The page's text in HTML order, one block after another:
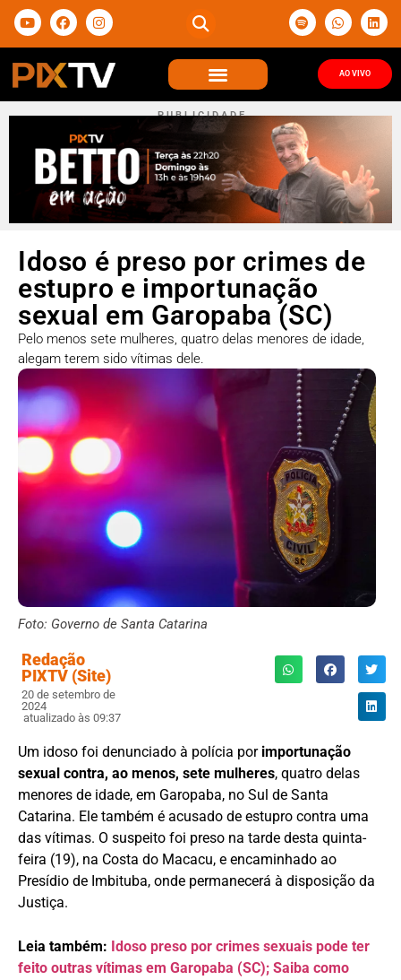
AO VIVO
P U B L I C I D A D E
Idoso é preso por crimes de
estupro e importunação
sexual em Garopaba (SC)
Pelo menos sete mulheres, quatro delas menores de idade,
alegam terem sido vítimas dele.
Foto: Governo de Santa Catarina
Redação
PIXTV (Site)
20 de setembro de
2024
atualizado às 09:37
Um idoso foi denunciado à polícia porimportunação
sexual contra, ao menos, sete mulheres, quatro delas
menores de idade, em Garopaba, no Sul de Santa
Catarina. Ele também é acusado de estupro contra uma
das vítimas. O suspeito foi preso na tarde desta quinta-
feira (19), na Costa do Macacu, e encaminhado ao
Presídio de Imbituba, onde permanecerá à disposição da
Justiça.
Leia também: Idoso preso por crimes sexuais pode ter
feito outras vítimas em Garopaba (SC); Saiba como